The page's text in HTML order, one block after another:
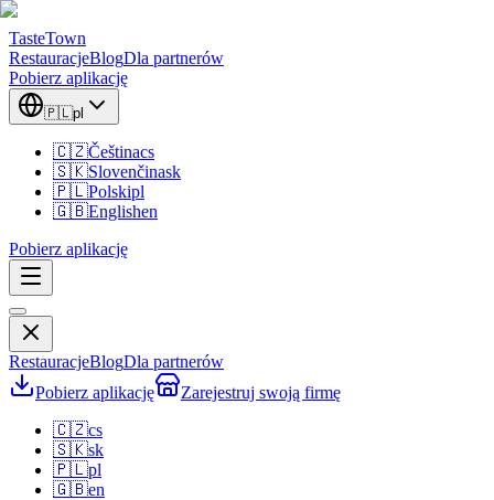
TasteTown
RestauracjeBlogDla partnerów
Pobierz aplikację
🇵🇱pl
🇨🇿Češtinacs
🇸🇰Slovenčinask
🇵🇱Polskipl
🇬🇧Englishen
Pobierz aplikację
RestauracjeBlogDla partnerów
Pobierz aplikację
Zarejestruj swoją firmę
🇨🇿cs
🇸🇰sk
🇵🇱pl
🇬🇧en